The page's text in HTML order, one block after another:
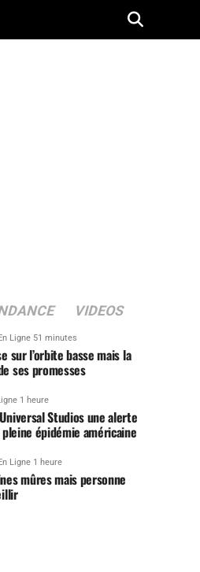
VIDEOS
Ligne 51 minutes
sur l’orbite basse mais la
ses promesses
1 heure
Studios une alerte
épidémie américaine
Ligne 1 heure
mûres mais personne